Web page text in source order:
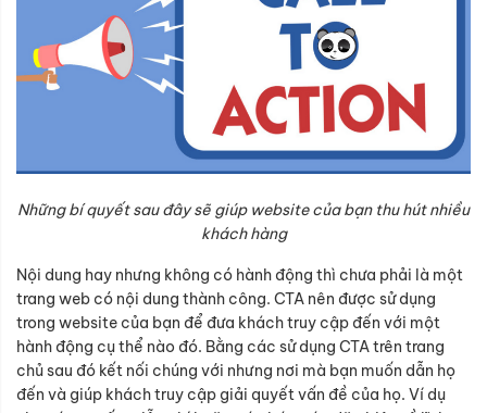
Những bí quyết sau đây sẽ giúp website của bạn thu hút nhiều
khách hàng
Nội dung hay nhưng không có hành động thì chưa phải là một
trang web có nội dung thành công. CTA nên được sử dụng
trong website của bạn để đưa khách truy cập đến với một
hành động cụ thể nào đó. Bằng các sử dụng CTA trên trang
chủ sau đó kết nối chúng với nhưng nơi mà bạn muốn dẫn họ
đến và giúp khách truy cập giải quyết vấn đề của họ. Ví dụ